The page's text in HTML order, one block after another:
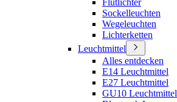
Flutlichter
Sockelleuchten
Wegeleuchten
Lichterketten
Leuchtmittel
Alles entdecken
E14 Leuchtmittel
E27 Leuchtmittel
GU10 Leuchtmittel